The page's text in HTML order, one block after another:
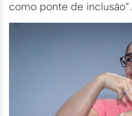
como ponte de inclusão”.